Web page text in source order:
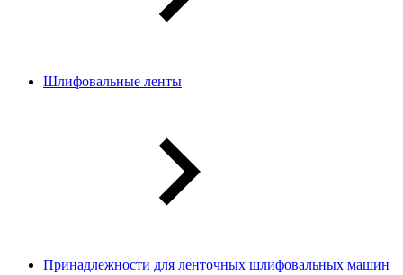
Шлифовальные ленты
Принадлежности для ленточных шлифовальных машин